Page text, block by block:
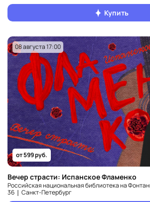
Купить
08 августа 17:00
от 599 руб.
Вечер страсти: Испанское Фламенко
Российская национальная библиотека на
36 ❘ Санкт‑Петербург